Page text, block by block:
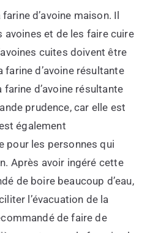
d’avoine maison. Il
et de les faire cuire
cuites doivent être
d’avoine résultante
d’avoine résultante
prudence, car elle est
également
pour les personnes qui
Après avoir ingéré cette
de boire beaucoup d’eau,
l’évacuation de la
de faire de